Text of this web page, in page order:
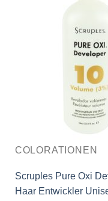
COLORATIONEN
Scruples Pure Oxi
Haar Entwickler